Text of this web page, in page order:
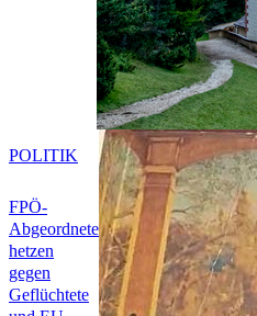
FPÖ-
Abgeordnete
hetzen
gegen
Geflüchtete
POLITIK